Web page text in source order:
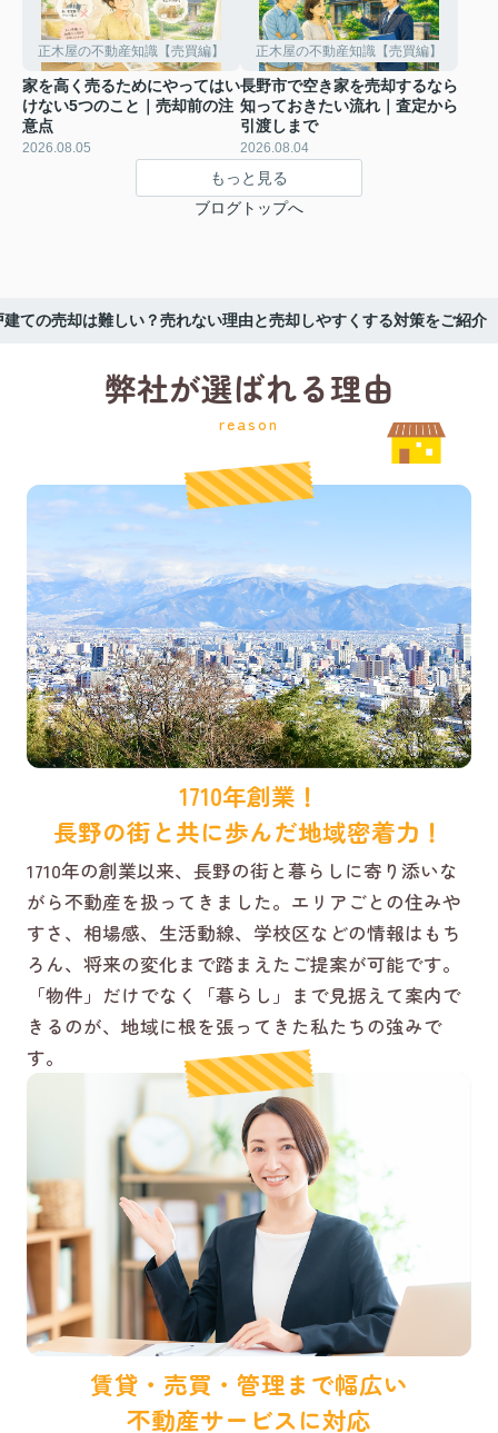
正木屋の不動産知識【売買編】
家を高く売るためにやってはい
けない5つのこと｜売却前の注
意点
2026.08.05
正木屋の不動産知識【売買編】
長野市で空き家を売却するなら
知っておきたい流れ｜査定から
引渡しまで
2026.08.04
もっと見る
ブログトップへ
建ての売却は難しい？売れない理由と売却しやすくする対策をご紹介
弊社が選ばれる理由
reason
1710年創業！
長野の街と共に歩んだ地域密着力！
1710年の創業以来、長野の街と暮らしに寄り添いな
がら不動産を扱ってきました。エリアごとの住みや
すさ、相場感、生活動線、学校区などの情報はもち
ろん、将来の変化まで踏まえたご提案が可能です。
「物件」だけでなく「暮らし」まで見据えて案内で
きるのが、地域に根を張ってきた私たちの強みで
す。
賃貸・売買・管理まで幅広い
不動産サービスに対応